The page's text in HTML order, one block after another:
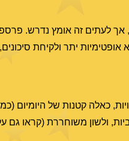
אך לעתים זה אומץ נדרש.
יתר ולקיחת
כאלה קטנות של היומיום
ולשון משוחררת (קראו